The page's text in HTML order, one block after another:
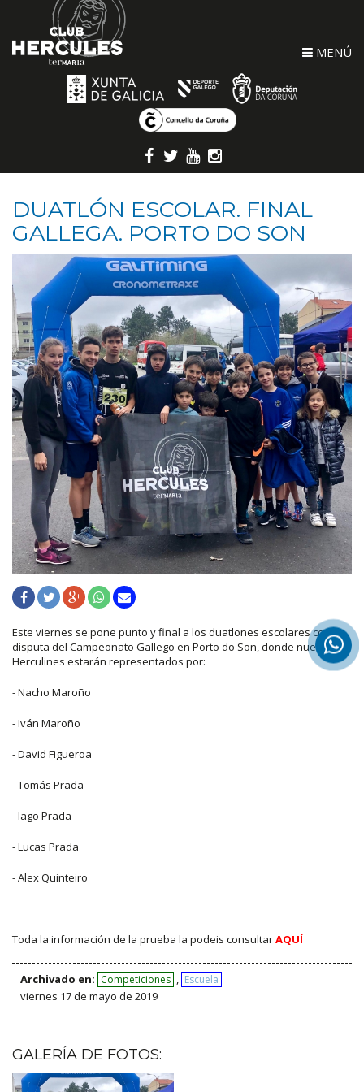
MENÚ
DUATLÓN ESCOLAR. FINAL
GALLEGA. PORTO DO SON
Este viernes se pone punto y final a los duatlones escolares con la
disputa del Campeonato Gallego en Porto do Son, donde nuestros
Herculines estarán representados por:
- Nacho Maroño
- Iván Maroño
- David Figueroa
- Tomás Prada
- Iago Prada
- Lucas Prada
- Alex Quinteiro
Toda la información de la prueba la podeis consultarAQUÍ
Archivado en: Competiciones , Escuela
viernes 17 de mayo de 2019
GALERÍA DE FOTOS: